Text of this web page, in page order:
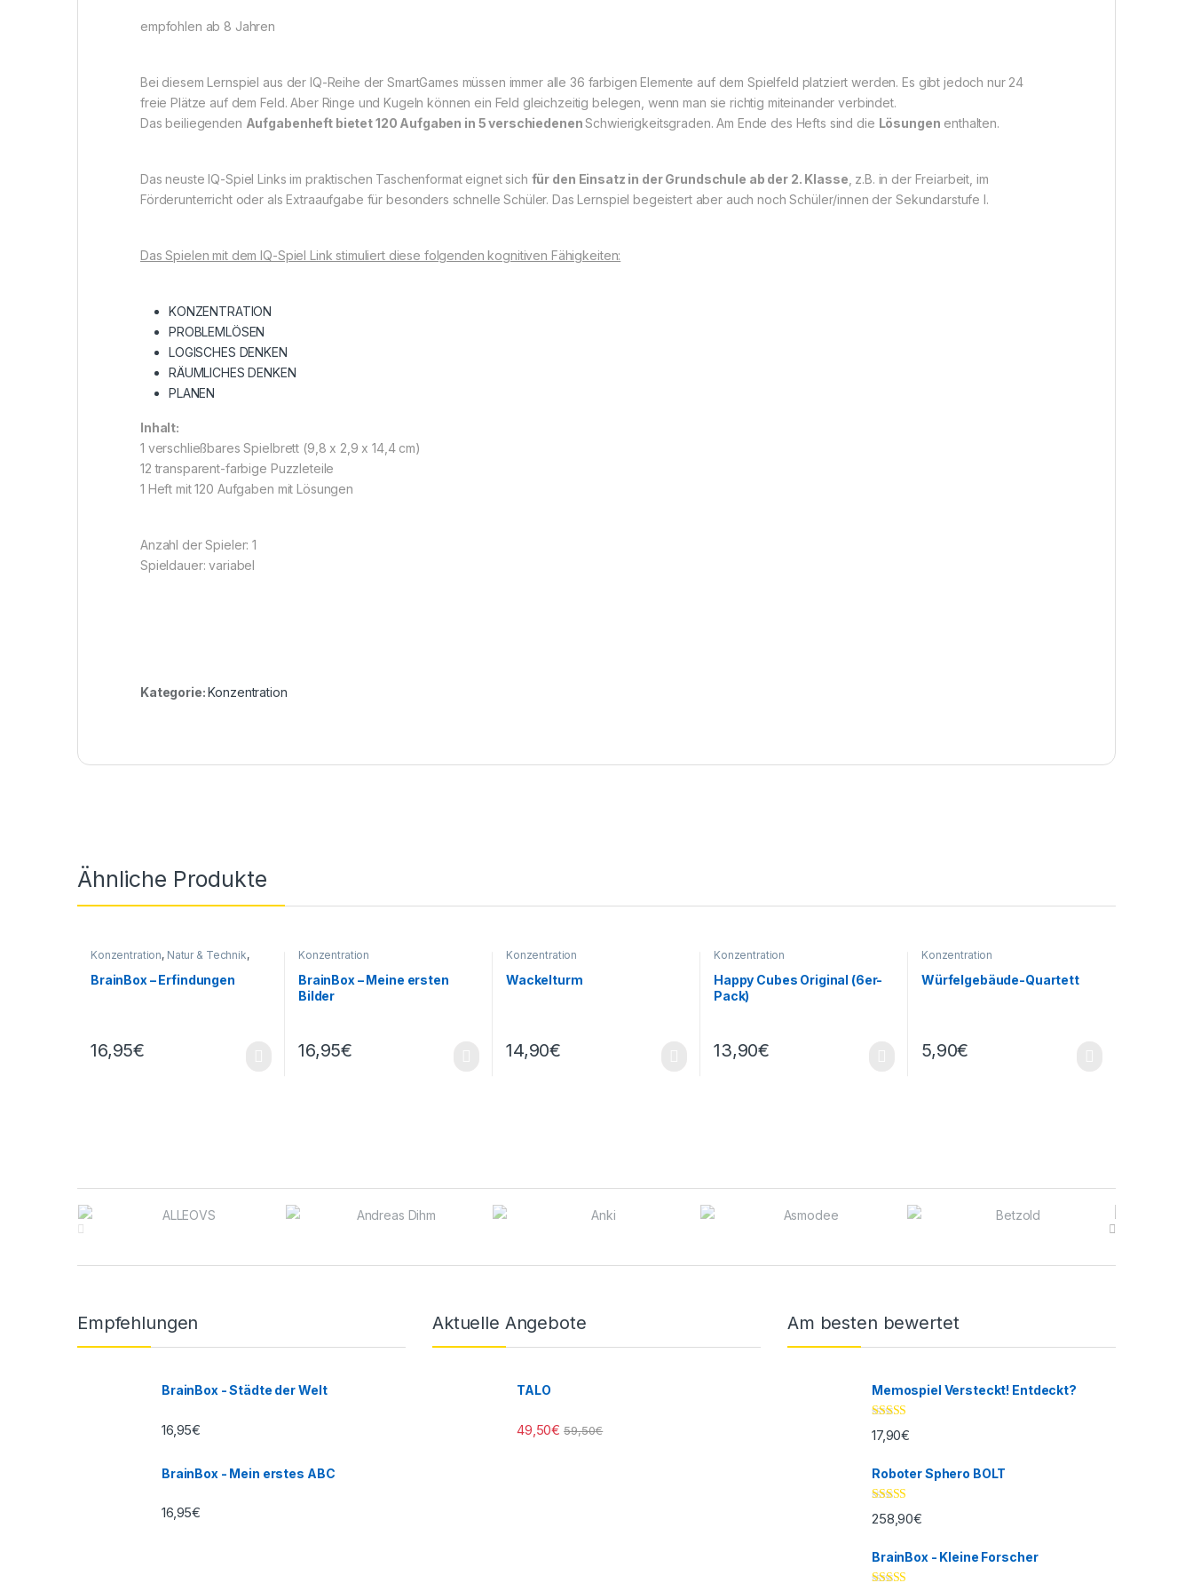
empfohlen ab 8 Jahren
Bei diesem Lernspiel aus der IQ-Reihe der SmartGames müssen immer alle 36 farbigen Elemente auf dem Spielfeld platziert werden. Es gibt jedoch nur 24
freie Plätze auf dem Feld. Aber Ringe und Kugeln können ein Feld gleichzeitig belegen, wenn man sie richtig miteinander verbindet.
Das beiliegenden Aufgabenheft bietet 120 Aufgaben in 5 verschiedenenSchwierigkeitsgraden. Am Ende des Hefts sind die Lösungen enthalten.
Das neuste IQ-Spiel Links im praktischen Taschenformat eignet sich für den Einsatz in der Grundschule ab der 2. Klasse , z.B. in der Freiarbeit, im
Förderunterricht oder als Extraaufgabe für besonders schnelle Schüler. Das Lernspiel begeistert aber auch noch Schüler/innen der Sekundarstufe I.
Das Spielen mit dem IQ-Spiel Link stimuliert diese folgenden kognitiven Fähigkeiten:
KONZENTRATION
PROBLEMLÖSEN
LOGISCHES DENKEN
RÄUMLICHES DENKEN
PLANEN
Inhalt:
1 verschließbares Spielbrett (9,8 x 2,9 x 14,4 cm)
12 transparent-farbige Puzzleteile
1 Heft mit 120 Aufgaben mit Lösungen
Anzahl der Spieler: 1
Spieldauer: variabel
Kategorie:Konzentration
Ähnliche Produkte
Konzentration, Natur & Technik,
BrainBox – Erfindungen
16,95€
Konzentration
BrainBox – Meine ersten
Bilder
16,95€
Konzentration
Wackelturm
14,90€
Konzentration
Happy Cubes Original (6er-
Pack)
13,90€
Konzentration
Würfelgebäude-Quartett
5,90€
Brands Carousel
Empfehlungen
BrainBox - Städte der Welt
16,95€
BrainBox - Mein erstes ABC
16,95€
Aktuelle Angebote
TALO
49,50€ 59,50€
Am besten bewertet
Memospiel Versteckt! Entdeckt?
Bewertet mit
5.00von 5
17,90€
Roboter Sphero BOLT
Bewertet mit
5.00von 5
258,90€
BrainBox - Kleine Forscher